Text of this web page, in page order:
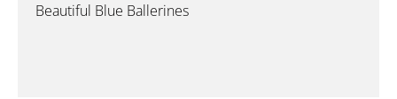
Beautiful Blue Ballerines